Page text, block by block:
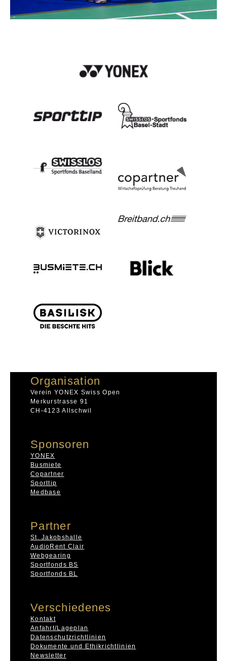
Organisation
Verein YONEX Swiss Open
Merkurstrasse 91
CH-4123 Allschwil
Sponsoren
YONEX
Busmiete
Copartner
Sporttip
Medbase
Partner
St. Jakobshalle
AudioRent Clair
Webgearing
Sportfonds BS
Sportfonds BL
Verschiedenes
Kontakt
Anfahrt/Lageplan
Datenschutzrichtlinien
Dokumente und Ethikrichtlinien
Newsletter